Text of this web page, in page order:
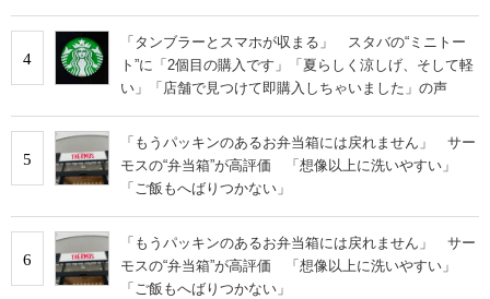
4
「タンブラーとスマホが収まる」 スタバの“ミニトー
ト”に「2個目の購入です」「夏らしく涼しげ、そして軽
い」「店舗で見つけて即購入しちゃいました」の声
5
「もうパッキンのあるお弁当箱には戻れません」 サー
モスの“弁当箱”が高評価 「想像以上に洗いやすい」
「ご飯もへばりつかない」
6
「もうパッキンのあるお弁当箱には戻れません」 サー
モスの“弁当箱”が高評価 「想像以上に洗いやすい」
「ご飯もへばりつかない」